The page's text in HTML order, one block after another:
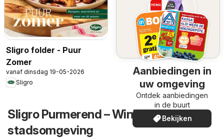
Sligro folder - Puur
Zomer
vanaf dinsdag 19-05-2026
Sligro
Aanbiedingen in
uw omgeving
Ontdek aanbiedingen
in de buurt
Bekijken
Sligro Purmerend – Winkels in en de
stadsomgeving